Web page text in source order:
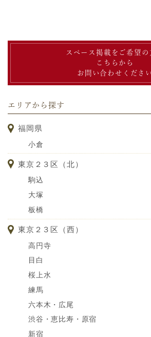
スペース掲載をご希望の
こちらから
お問い合わせください
エリアから探す
福岡県
小倉
東京２３区（北）
駒込
大塚
板橋
東京２３区（西）
高円寺
目白
桜上水
練馬
六本木・広尾
渋谷・恵比寿・原宿
新宿